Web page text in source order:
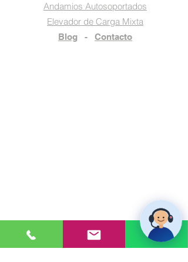
Andamios Autosoportados
Elevador de Carga Mixta
Blog - Contacto